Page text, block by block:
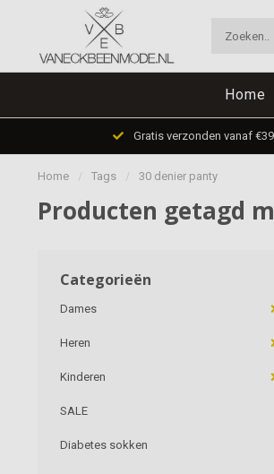
Home
Gratis verzonden vanaf
Home / Tags / 30 denier panty
Producten getagd
Categorieën
Dames
Heren
Kinderen
SALE
Diabetes sokken